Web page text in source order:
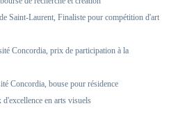
Saint-Laurent, Finaliste pour compétition d'art
Concordia, prix de participation à la
Concordia, bouse pour résidence
en arts visuels